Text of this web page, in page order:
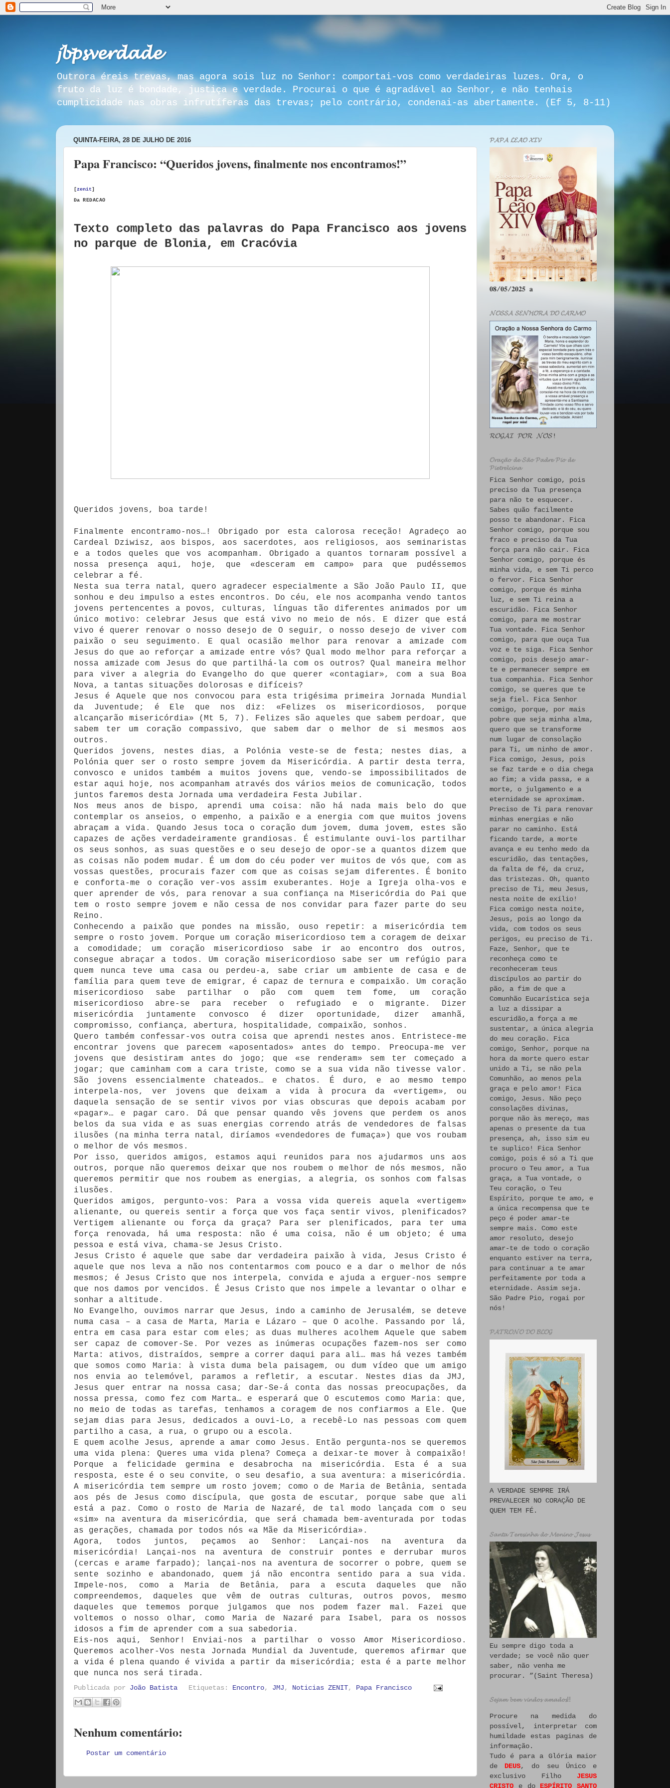
𝓳𝓫𝓹𝓼𝓿𝓮𝓻𝓭𝓪𝓭𝓮
Outrora éreis trevas, mas agora sois luz no Senhor: comportai-vos como verdadeiras luzes. Ora, o
fruto da luz é bondade, justiça e verdade. Procurai o que é agradável ao Senhor, e não tenhais
cumplicidade nas obras infrutíferas das trevas; pelo contrário, condenai-as abertamente. (Ef 5, 8-11)
QUINTA-FEIRA, 28 DE JULHO DE 2016
Papa Francisco: “Queridos jovens, finalmente nos encontramos!”
[zenit]
Da
REDACAO
Texto completo das palavras do Papa Francisco aos jovens
no parque de Blonia, em Cracóvia
Queridos jovens, boa tarde!
Finalmente encontramo-nos…! Obrigado por esta calorosa receção! Agradeço ao
Cardeal Dziwisz, aos bispos, aos sacerdotes, aos religiosos, aos seminaristas
e a todos queles que vos acompanham. Obrigado a quantos tornaram possível a
nossa presença aqui, hoje, que «desceram em campo» para que pudéssemos
celebrar a fé.
Nesta sua terra natal, quero agradecer especialmente a São João Paulo II, que
sonhou e deu impulso a estes encontros. Do céu, ele nos acompanha vendo tantos
jovens pertencentes a povos, culturas, línguas tão diferentes animados por um
único motivo: celebrar Jesus que está vivo no meio de nós. E dizer que está
vivo é querer renovar o nosso desejo de O seguir, o nosso desejo de viver com
paixão o seu seguimento. E qual ocasião melhor para renovar a amizade com
Jesus do que ao reforçar a amizade entre vós? Qual modo melhor para reforçar a
nossa amizade com Jesus do que partilhá-la com os outros? Qual maneira melhor
para viver a alegria do Evangelho do que querer «contagiar», com a sua Boa
Nova, a tantas situações dolorosas e difíceis?
Jesus é Aquele que nos convocou para esta trigésima primeira Jornada Mundial
da Juventude; é Ele que nos diz: «Felizes os misericordiosos, porque
alcançarão misericórdia» (Mt 5, 7). Felizes são aqueles que sabem perdoar, que
sabem ter um coração compassivo, que sabem dar o melhor de si mesmos aos
outros.
Queridos jovens, nestes dias, a Polónia veste-se de festa; nestes dias, a
Polónia quer ser o rosto sempre jovem da Misericórdia. A partir desta terra,
convosco e unidos também a muitos jovens que, vendo-se impossibilitados de
estar aqui hoje, nos acompanham através dos vários meios de comunicação, todos
juntos faremos desta Jornada uma verdadeira Festa Jubilar.
Nos meus anos de bispo, aprendi uma coisa: não há nada mais belo do que
contemplar os anseios, o empenho, a paixão e a energia com que muitos jovens
abraçam a vida. Quando Jesus toca o coração dum jovem, duma jovem, estes são
capazes de ações verdadeiramente grandiosas. É estimulante ouvi-los partilhar
os seus sonhos, as suas questões e o seu desejo de opor-se a quantos dizem que
as coisas não podem mudar. É um dom do céu poder ver muitos de vós que, com as
vossas questões, procurais fazer com que as coisas sejam diferentes. É bonito
e conforta-me o coração ver-vos assim exuberantes. Hoje a Igreja olha-vos e
quer aprender de vós, para renovar a sua confiança na Misericórdia do Pai que
tem o rosto sempre jovem e não cessa de nos convidar para fazer parte do seu
Reino.
Conhecendo a paixão que pondes na missão, ouso repetir: a misericórdia tem
sempre o rosto jovem. Porque um coração misericordioso tem a coragem de deixar
a comodidade; um coração misericordioso sabe ir ao encontro dos outros,
consegue abraçar a todos. Um coração misericordioso sabe ser um refúgio para
quem nunca teve uma casa ou perdeu-a, sabe criar um ambiente de casa e de
família para quem teve de emigrar, é capaz de ternura e compaixão. Um coração
misericordioso sabe partilhar o pão com quem tem fome, um coração
misericordioso abre-se para receber o refugiado e o migrante. Dizer
misericórdia juntamente convosco é dizer oportunidade, dizer amanhã,
compromisso, confiança, abertura, hospitalidade, compaixão, sonhos.
Quero também confessar-vos outra coisa que aprendi nestes anos. Entristece-me
encontrar jovens que parecem «aposentados» antes do tempo. Preocupa-me ver
jovens que desistiram antes do jogo; que «se renderam» sem ter começado a
jogar; que caminham com a cara triste, como se a sua vida não tivesse valor.
São jovens essencialmente chateados… e chatos. É duro, e ao mesmo tempo
interpela-nos, ver jovens que deixam a vida à procura da «vertigem», ou
daquela sensação de se sentir vivos por vias obscuras que depois acabam por
«pagar»… e pagar caro. Dá que pensar quando vês jovens que perdem os anos
belos da sua vida e as suas energias correndo atrás de vendedores de falsas
ilusões (na minha terra natal, diríamos «vendedores de fumaça») que vos roubam
o melhor de vós mesmos.
Por isso, queridos amigos, estamos aqui reunidos para nos ajudarmos uns aos
outros, porque não queremos deixar que nos roubem o melhor de nós mesmos, não
queremos permitir que nos roubem as energias, a alegria, os sonhos com falsas
ilusões.
Queridos amigos, pergunto-vos: Para a vossa vida quereis aquela «vertigem»
alienante, ou quereis sentir a força que vos faça sentir vivos, plenificados?
Vertigem alienante ou força da graça? Para ser plenificados, para ter uma
força renovada, há uma resposta: não é uma coisa, não é um objeto; é uma
pessoa e está viva, chama-se Jesus Cristo.
Jesus Cristo é aquele que sabe dar verdadeira paixão à vida, Jesus Cristo é
aquele que nos leva a não nos contentarmos com pouco e a dar o melhor de nós
mesmos; é Jesus Cristo que nos interpela, convida e ajuda a erguer-nos sempre
que nos damos por vencidos. É Jesus Cristo que nos impele a levantar o olhar e
sonhar a altitude.
No Evangelho, ouvimos narrar que Jesus, indo a caminho de Jerusalém, se deteve
numa casa – a casa de Marta, Maria e Lázaro – que O acolhe. Passando por lá,
entra em casa para estar com eles; as duas mulheres acolhem Aquele que sabem
ser capaz de comover-Se. Por vezes as inúmeras ocupações fazem-nos ser como
Marta: ativos, distraídos, sempre a correr daqui para ali… mas há vezes também
que somos como Maria: à vista duma bela paisagem, ou dum vídeo que um amigo
nos envia ao telemóvel, paramos a refletir, a escutar. Nestes dias da JMJ,
Jesus quer entrar na nossa casa; dar-Se-á conta das nossas preocupações, da
nossa pressa, como fez com Marta… e esperará que O escutemos como Maria: que,
no meio de todas as tarefas, tenhamos a coragem de nos confiarmos a Ele. Que
sejam dias para Jesus, dedicados a ouvi-Lo, a recebê-Lo nas pessoas com quem
partilho a casa, a rua, o grupo ou a escola.
E quem acolhe Jesus, aprende a amar como Jesus. Então pergunta-nos se queremos
uma vida plena: Queres uma vida plena? Começa a deixar-te mover à compaixão!
Porque a felicidade germina e desabrocha na misericórdia. Esta é a sua
resposta, este é o seu convite, o seu desafio, a sua aventura: a misericórdia.
A misericórdia tem sempre um rosto jovem; como o de Maria de Betânia, sentada
aos pés de Jesus como discípula, que gosta de escutar, porque sabe que ali
está a paz. Como o rosto de Maria de Nazaré, de tal modo lançada com o seu
«sim» na aventura da misericórdia, que será chamada bem-aventurada por todas
as gerações, chamada por todos nós «a Mãe da Misericórdia».
Agora, todos juntos, peçamos ao Senhor: Lançai-nos na aventura da
misericórdia! Lançai-nos na aventura de construir pontes e derrubar muros
(cercas e arame farpado); lançai-nos na aventura de socorrer o pobre, quem se
sente sozinho e abandonado, quem já não encontra sentido para a sua vida.
Impele-nos, como a Maria de Betânia, para a escuta daqueles que não
compreendemos, daqueles que vêm de outras culturas, outros povos, mesmo
daqueles que tememos porque julgamos que nos podem fazer mal. Fazei que
voltemos o nosso olhar, como Maria de Nazaré para Isabel, para os nossos
idosos a fim de aprender com a sua sabedoria.
Eis-nos aqui, Senhor! Enviai-nos a partilhar o vosso Amor Misericordioso.
Queremos acolher-Vos nesta Jornada Mundial da Juventude, queremos afirmar que
a vida é plena quando é vivida a partir da misericórdia; esta é a parte melhor
que nunca nos será tirada.
Publicada por João Batista Etiquetas: Encontro, JMJ, Noticias ZENIT, Papa Francisco
Nenhum comentário:
Postar um comentário
𝓟𝓐𝓟𝓐 𝓛𝓔𝓐̃𝓞 𝓧𝓘𝓥
𝟎𝟖/𝟎𝟓/𝟐𝟎𝟐𝟓 𝐚
𝓝𝓞𝓢𝓢𝓐 𝓢𝓔𝓝𝓗𝓞𝓡𝓐 𝓓𝓞 𝓒𝓐𝓡𝓜𝓞
𝓡𝓞𝓖𝓐𝓘 𝓟𝓞𝓡 𝓝𝓞́𝓢!
𝓞𝓻𝓪𝓬̧𝓪̃𝓸 𝓭𝓮 𝓢𝓪̃𝓸 𝓟𝓪𝓭𝓻𝓮 𝓟𝓲𝓸 𝓭𝓮
𝓟𝓲𝓮𝓽𝓻𝓮𝓵𝓬𝓲𝓷𝓪
Fica Senhor comigo, pois
preciso da Tua presença
para não te esquecer.
Sabes quão facilmente
posso te abandonar. Fica
Senhor comigo, porque sou
fraco e preciso da Tua
força para não cair. Fica
Senhor comigo, porque és
minha vida, e sem Ti perco
o fervor. Fica Senhor
comigo, porque és minha
luz, e sem Ti reina a
escuridão. Fica Senhor
comigo, para me mostrar
Tua vontade. Fica Senhor
comigo, para que ouça Tua
voz e te siga. Fica Senhor
comigo, pois desejo amar-
te e permanecer sempre em
tua companhia. Fica Senhor
comigo, se queres que te
seja fiel. Fica Senhor
comigo, porque, por mais
pobre que seja minha alma,
quero que se transforme
num lugar de consolação
para Ti, um ninho de amor.
Fica comigo, Jesus, pois
se faz tarde e o dia chega
ao fim; a vida passa, e a
morte, o julgamento e a
eternidade se aproximam.
Preciso de Ti para renovar
minhas energias e não
parar no caminho. Está
ficando tarde, a morte
avança e eu tenho medo da
escuridão, das tentações,
da falta de fé, da cruz,
das tristezas. Oh, quanto
preciso de Ti, meu Jesus,
nesta noite de exílio!
Fica comigo nesta noite,
Jesus, pois ao longo da
vida, com todos os seus
perigos, eu preciso de Ti.
Faze, Senhor, que te
reconheça como te
reconheceram teus
discípulos ao partir do
pão, a fim de que a
Comunhão Eucarística seja
a luz a dissipar a
escuridão,a força a me
sustentar, a única alegria
do meu coração. Fica
comigo, Senhor, porque na
hora da morte quero estar
unido a Ti, se não pela
Comunhão, ao menos pela
graça e pelo amor! Fica
comigo, Jesus. Não peço
consolações divinas,
porque não às mereço, mas
apenas o presente da tua
presença, ah, isso sim eu
te suplico! Fica Senhor
comigo, pois é só a Ti que
procuro o Teu amor, a Tua
graça, a Tua vontade, o
Teu coração, o Teu
Espírito, porque te amo, e
a única recompensa que te
peço é poder amar-te
sempre mais. Como este
amor resoluto, desejo
amar-te de todo o coração
enquanto estiver na terra,
para continuar a te amar
perfeitamente por toda a
eternidade. Assim seja.
São Padre Pio, rogai por
nós!
𝓟𝓐𝓣𝓡𝓞𝓝𝓞 𝓓𝓞 𝓑𝓛𝓞𝓖
A VERDADE SEMPRE IRÁ
PREVALECER NO CORAÇÃO DE
QUEM TEM FÉ.
𝓢𝓪𝓷𝓽𝓪 𝓣𝓮𝓻𝓮𝓼𝓲𝓷𝓱𝓪 𝓭𝓸 𝓜𝓮𝓷𝓲𝓷𝓸 𝓙𝓮𝓼𝓾𝓼
Eu sempre digo toda a
verdade; se você não quer
saber, não venha me
procurar. ”(Saint Theresa)
𝓢𝓮𝓳𝓪𝓶 𝓫𝓮𝓶 𝓿𝓲𝓷𝓭𝓸𝓼 𝓪𝓶𝓪𝓭𝓸𝓼!!
Procure na medida do
possível, interpretar com
humildade estas paginas de
informação.
Tudo é para a Glória maior
de DEUS, do seu Único e
exclusivo Filho JESUS
CRISTO e do ESPÍRITO SANTO